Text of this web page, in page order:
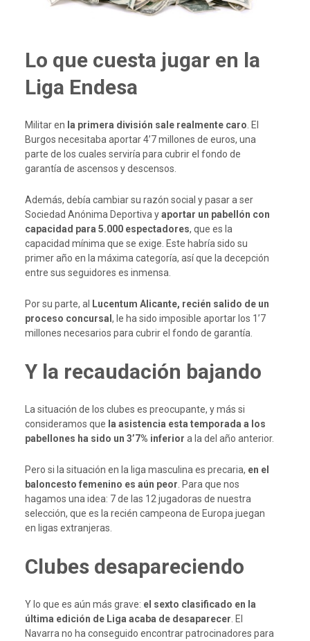
Lo que cuesta jugar en la
Liga Endesa
Militar en la primera división sale realmente caro . El
Burgos necesitaba aportar 4’7 millones de euros, una
parte de los cuales serviría para cubrir el fondo de
garantía de ascensos y descensos.
Además, debía cambiar su razón social y pasar a ser
Sociedad Anónima Deportiva yaportar un pabellón con
capacidad para 5.000 espectadores, que es la
capacidad mínima que se exige. Este habría sido su
primer año en la máxima categoría, así que la decepción
entre sus seguidores es inmensa.
Por su parte, al
Lucentum Alicante, recién salido de un
proceso concursal , le ha sido imposible aportar los 1’7
millones necesarios para cubrir el fondo de garantía.
Y la recaudación bajando
La situación de los clubes es preocupante, y más si
consideramos que la asistencia esta temporada a los
pabellones ha sido un 3’7% inferior a la del año anterior.
Pero si la situación en la liga masculina es precaria, en el
baloncesto femenino es aún peor . Para que nos
hagamos una idea: 7 de las 12 jugadoras de nuestra
selección, que es la recién campeona de Europa juegan
en ligas extranjeras.
Clubes desapareciendo
Y lo que es aún más grave: el sexto clasificado en la
última edición de Liga acaba de desaparecer . El
Navarra no ha conseguido encontrar patrocinadores para